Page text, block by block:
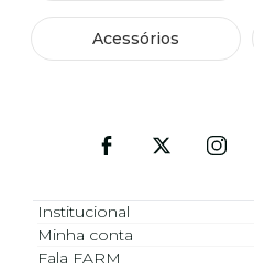
Acessórios
Institucional
Minha conta
Fala FARM